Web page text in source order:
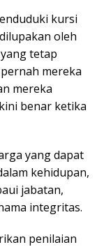
kursi
oleh
tetap
mereka
mereka
benar ketika
yang dapat
kehidupan,
jabatan,
integritas.
penilaian